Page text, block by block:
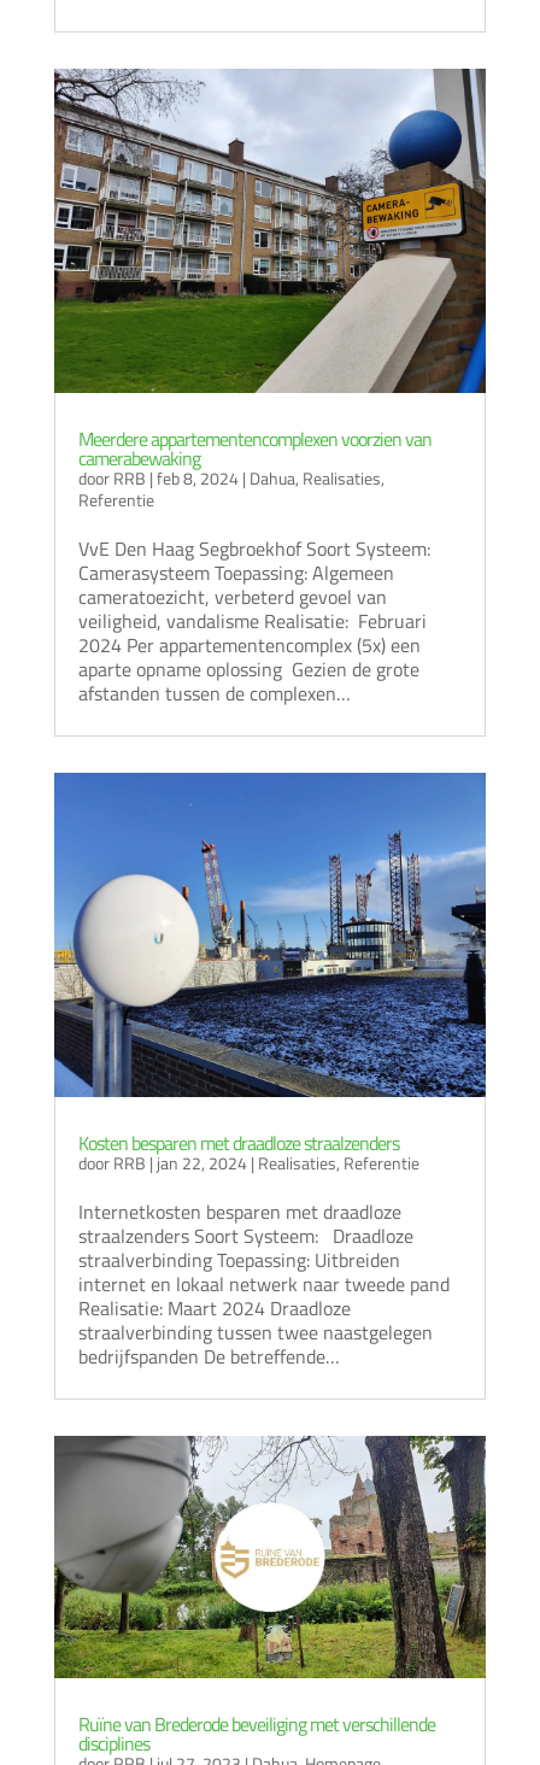
Meerdere appartementencomplexen voorzien van
camerabewaking
doorRRB |feb 8, 2024| Dahua, Realisaties,
Referentie
VvE Den Haag Segbroekhof Soort Systeem:
Camerasysteem Toepassing: Algemeen
cameratoezicht, verbeterd gevoel van
veiligheid, vandalisme Realisatie: Februari
2024 Per appartementencomplex (5x) een
aparte opname oplossing Gezien de grote
afstanden tussen de complexen…
Kosten besparen met draadloze straalzenders
doorRRB |jan 22, 2024| Realisaties, Referentie
Internetkosten besparen met draadloze
straalzenders Soort Systeem: Draadloze
straalverbinding Toepassing: Uitbreiden
internet en lokaal netwerk naar tweede pand
Realisatie: Maart 2024 Draadloze
straalverbinding tussen twee naastgelegen
bedrijfspanden De betreffende…
Ruïne van Brederode beveiliging met verschillende
disciplines